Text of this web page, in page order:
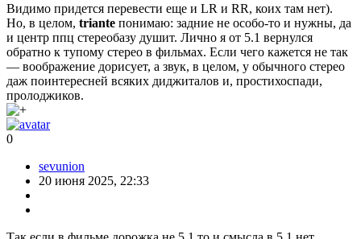
Видимо придется перевести еще и LR и RR, коих там нет).
Но, в целом, triante понимаю: задние не особо-то и нужны, да
и центр ппц стереобазу душит. Лично я от 5.1 вернулся
обратно к тупому стерео в фильмах. Если чего кажется не так
— воображение дорисует, а звук, в целом, у обычного стерео
даж поинтересней всяких диджиталов и, простихоспади,
пролоджиков.
0
sevunion
20 июня 2025, 22:33